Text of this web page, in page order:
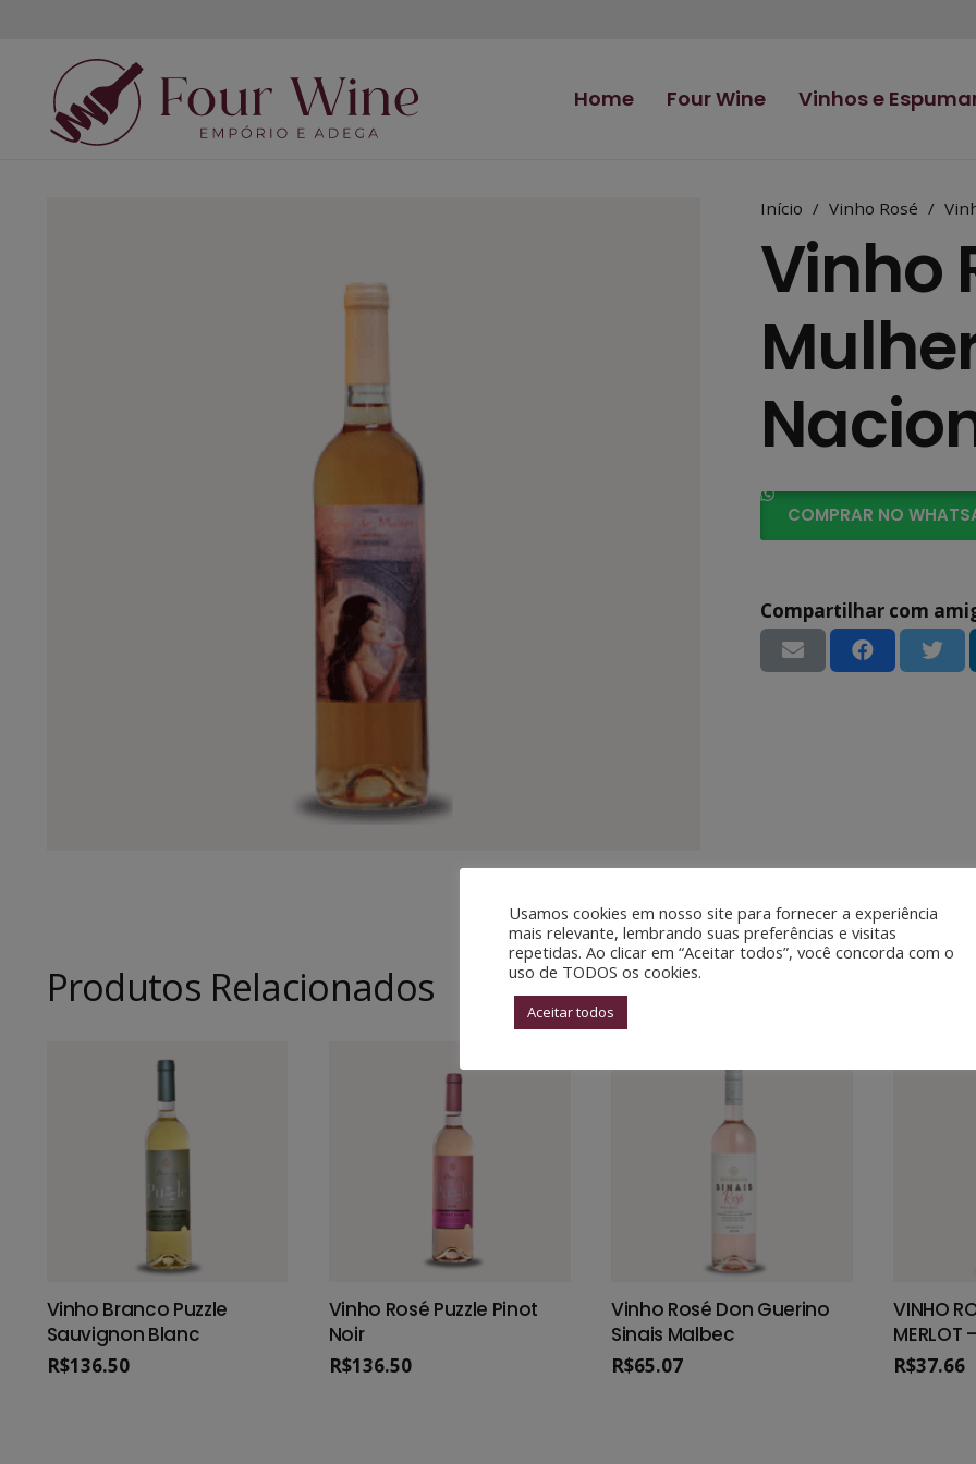
Home Four Wine Vinhos e
Início / Vinho Rosé /
Vinho
COMPRAR NO
Compartilhar com
Produtos Relacionados
Vinho Branco Puzzle
Sauvignon Blanc
R$136.50
Vinho Rosé Puzzle Pinot
Noir
R$136.50
Vinho Rosé Don Guerino
Sinais Malbec
R$65.07
VINHO
MERLOT
R$37.66
Usamos cookies em nosso site para fornecer a experiência
mais relevante, lembrando suas preferências e visitas
repetidas. Ao clicar em “Aceitar todos”, você concorda com o
uso de TODOS os cookies.
Aceitar todos